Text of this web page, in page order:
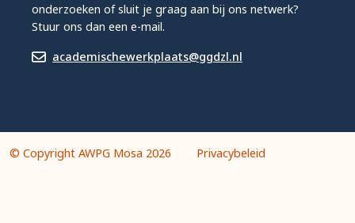
onderzoeken of sluit je graag aan bij ons netwerk?
Stuur ons dan een e-mail.
academischewerkplaats@ggdzl.nl
© Copyright AWPG Mosa 2026 Privacybeleid